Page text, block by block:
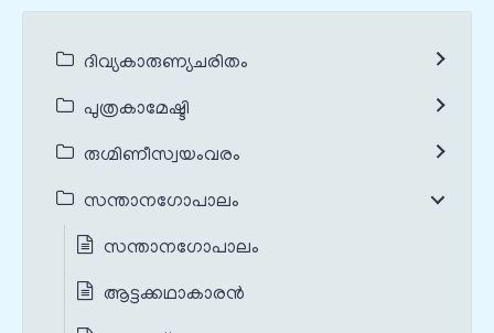
ദിവ്യകാരുണ്യചരിതം
പുത്രകാമേഷ്ടി
രുഗ്മിണീസ്വയംവരം
സന്താനഗോപാലം
സന്താനഗോപാലം
ആട്ടക്കഥാകാരൻ